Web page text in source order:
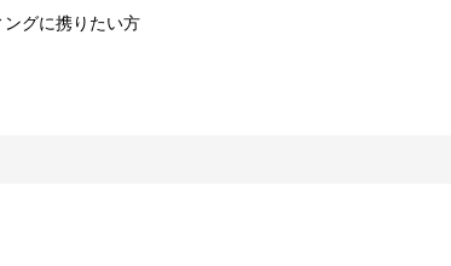
グに携りたい方